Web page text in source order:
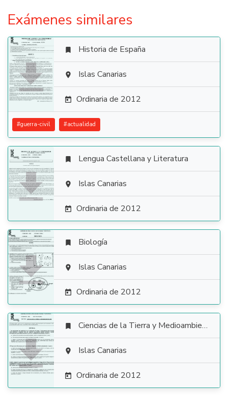
Exámenes similares

 Historia de España
 Islas Canarias
 Ordinaria de 2012
#guerra-civil #actualidad

 Lengua Castellana y Literatura
 Islas Canarias
 Ordinaria de 2012

 Biología
 Islas Canarias
 Ordinaria de 2012

 Ciencias de la Tierra y Medioambientales
 Islas Canarias
 Ordinaria de 2012